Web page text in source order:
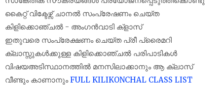
കൈറ്റ് വിക്ടേഴ്സ് ചാനല്‍ സംപ്രേഷണം ചെയ്ത
കിളിക്കൊഞ്ചൽ - അംഗൻവാടി ക്‌ളാസ്‌
ഇതുവരെ സംപ്രേക്ഷണം ചെയ്ത പ്രീ പ്രൈമറി
ക്ലാസ്സുകൾക്കുള്ള കിളിക്കൊഞ്ചൽ പരിപാടികൾ
വിഷയഅടിസ്ഥാനത്തിൽ മനസിലാക്കാനും ആ ക്ലാസ്
വീണ്ടും കാണാനുംFULL KILIKONCHAL CLASS LIST